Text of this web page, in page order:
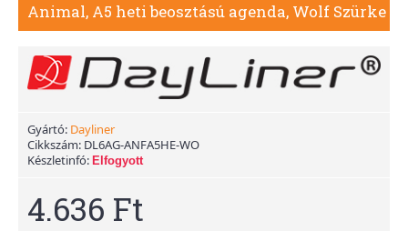
Animal, A5 heti beosztású agenda, Wolf Szürke
Gyártó: Dayliner
Cikkszám: DL6AG-ANFA5HE-WO
Készletinfó: Elfogyott
4.636 Ft